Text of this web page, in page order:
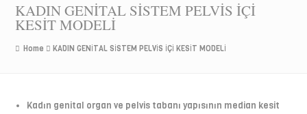
KADIN GENİTAL SİSTEM PELVİS İÇİ
KESİT MODELİ
Home KADIN GENİTAL SİSTEM PELVİS İÇİ KESİT MODELİ
Kadın genital organ ve pelvis tabanı yapısının median kesit